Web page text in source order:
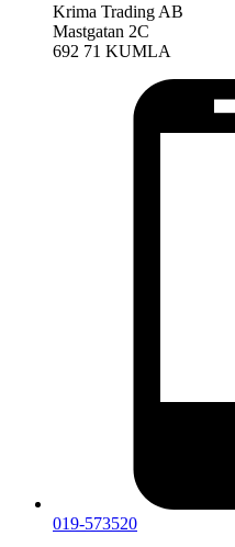
Krima Trading AB
Mastgatan 2C
692 71 KUMLA
019-573520